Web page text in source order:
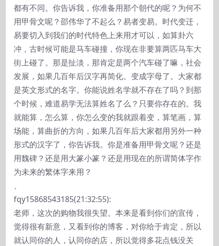
都有不同。你告诉我，你准备用那个朝代的呢？为何不
用甲骨文呢？邵伟华了不起么？易者变易。时代变迁，
易要切入到我们的时代特色上来用才可以，如算卦六
冲，古时候可能是马车碰撞，你现在非要算两匹马车大
街上碰了。那是扯淡，那肯定是两个汽车碰了嘛，社会
发展，如果几百年后汉字再简化。变成字母了。大家都
是英文形式的名字。你能说姓名学就不存在了吗？到那
个时候，难道易学无法算姓名了么？只要你存在的。我
就能算，怎么算，你怎么变的我就跟着变，算笔画，算
场能，算曲折的方向，如果几百年后大家都用另外一种
形式的汉字了，你告诉我。你是准备用甲骨文呢？还是
用魏碑？还是用大篆小篆？还是用现在的所谓简体字作
为未来的繁体字来用？
、
fqy15868543185(21:32:55):
老师，这次的购物我很失望。本来是看到你们的宣传，
觉得很有新意，又看到你的博客，对你给于肯定，所以
就认同你的人，认同你的店，所以觉得多花点钱没关